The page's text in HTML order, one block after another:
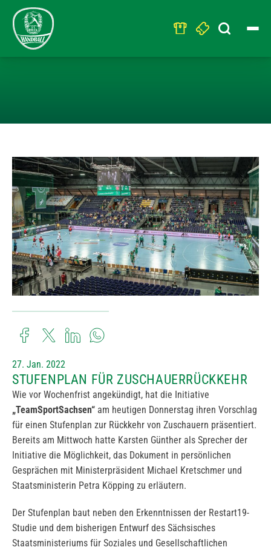
Search
for:
27. Jan. 2022
STUFENPLAN FÜR ZUSCHAUERRÜCKKEHR
Wie vor Wochenfrist angekündigt, hat die Initiative
„TeamSportSachsen“ am heutigen Donnerstag ihren Vorschlag
für einen Stufenplan zur Rückkehr von Zuschauern präsentiert.
Bereits am Mittwoch hatte Karsten Günther als Sprecher der
Initiative die Möglichkeit, das Dokument in persönlichen
Gesprächen mit Ministerpräsident Michael Kretschmer und
Staatsministerin Petra Köpping zu erläutern.
Der Stufenplan baut neben den Erkenntnissen der Restart19-
Studie und dem bisherigen Entwurf des Sächsisches
Staatsministeriums für Soziales und Gesellschaftlichen